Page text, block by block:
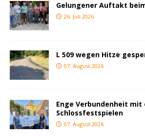
Gelungener Auftakt
26. Juli 2026
L 509 wegen Hitze
07. August 2026
Enge Verbundenheit mit
Schlossfestspielen
07. August 2026